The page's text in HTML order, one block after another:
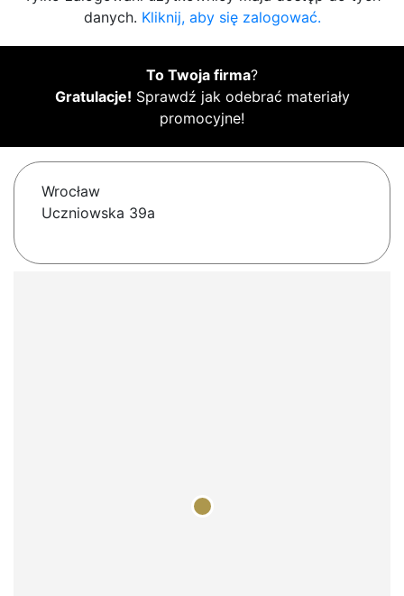
danych. Kliknij, aby się zalogować.
To Twoja firma?
Gratulacje! Sprawdź jak odebrać materiały
promocyjne!
Wrocław
Uczniowska 39a